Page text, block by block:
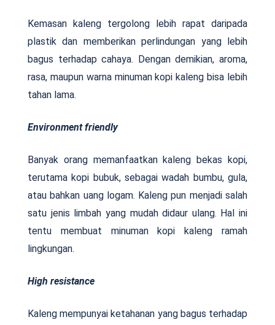
Kemasan kaleng tergolong lebih rapat daripada
plastik dan memberikan perlindungan yang lebih
bagus terhadap cahaya. Dengan demikian, aroma,
rasa, maupun warna minuman kopi kaleng bisa lebih
tahan lama.
Environment friendly
Banyak orang memanfaatkan kaleng bekas kopi,
terutama kopi bubuk, sebagai wadah bumbu, gula,
atau bahkan uang logam. Kaleng pun menjadi salah
satu jenis limbah yang mudah didaur ulang. Hal ini
tentu membuat minuman kopi kaleng ramah
lingkungan.
High resistance
Kaleng mempunyai ketahanan yang bagus terhadap